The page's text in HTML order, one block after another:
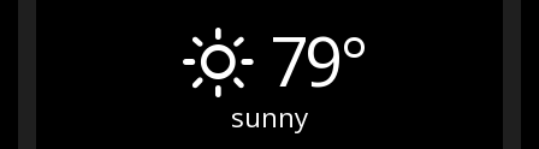
79°
sunny